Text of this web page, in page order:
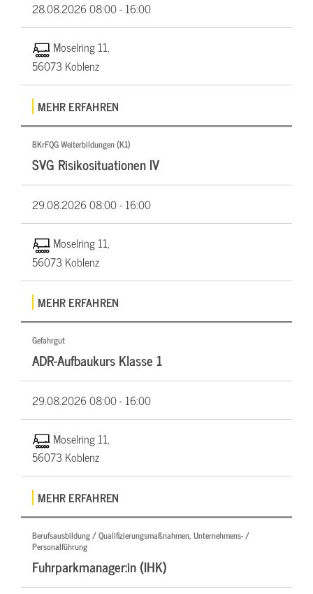
28.08.202608:00 - 16:00
Moselring 11,
56073 Koblenz
MEHR ERFAHREN
BKrFQG Weiterbildungen (K1)
SVG Risikosituationen IV
29.08.202608:00 - 16:00
Moselring 11,
56073 Koblenz
MEHR ERFAHREN
Gefahrgut
ADR-Aufbaukurs Klasse 1
29.08.202608:00 - 16:00
Moselring 11,
56073 Koblenz
MEHR ERFAHREN
Berufsausbildung / Qualifizierungsmaßnahmen, Unternehmens- /
Personalführung
Fuhrparkmanager:in (IHK)